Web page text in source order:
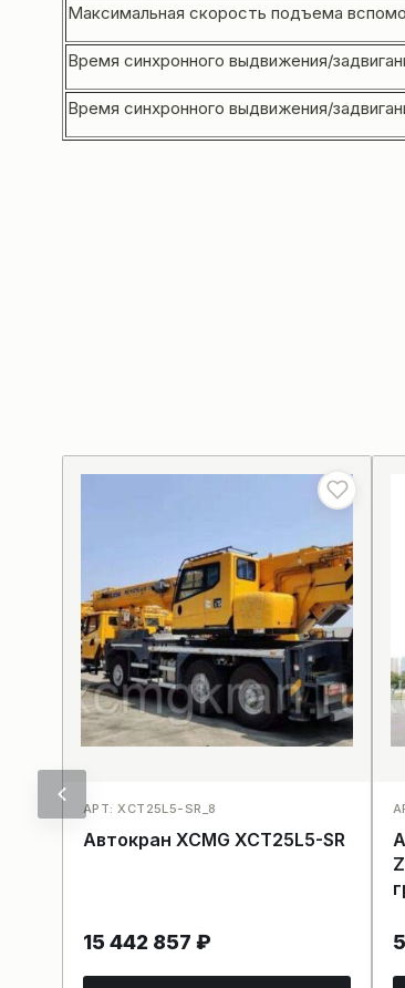
Максимальная скорость подъема
Время синхронного выдвижения/
Время синхронного выдвижения/
АРТ: XCT25L5-SR_8
Автокран XCMG XCT25L5-SR
15 442 857 ₽